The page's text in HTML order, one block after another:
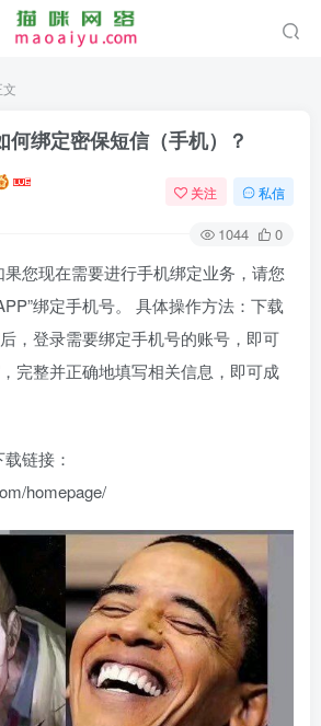
文
何绑定密保短信（手机）？
关注 私信
1044 0
您现在需要进行手机绑定业务，请您
绑定手机号。 具体操作方法：下载
，登录需要绑定手机号的账号，即可
完整并正确地填写相关信息，即可成
链接：
homepage/